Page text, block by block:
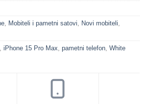
Mobiteli i pametni satovi Novi mobiteli
iPhone 15 Pro Max pametni telefon White